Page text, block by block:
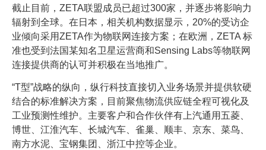
截止目前，ZETA联盟成员已超过300家，并逐步将影响力
辐射到全球。在日本，相关机构数据显示，20%的受访企
业倾向采用ZETA作为物联网连接方案；在欧洲，ZETA 标
准也受到法国某知名卫星运营商和Sensing Labs等物联网
连接提供商的认可并积极在当地推广。
“T型”战略的纵向，纵行科技直接切入业务场景并提供软硬
结合的标准解决方案，目前聚焦物流供应链全程可视化及
工业预测性维护。主要客户和合作伙伴有上汽通用五菱、
博世、江淮汽车、长城汽车、雀巢、顺丰、京东、菜鸟、
南方水泥、宝钢集团、浙江中控等企业。